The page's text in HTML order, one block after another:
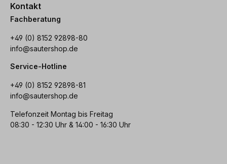
Kontakt
Fachberatung
+49 (0) 8152 92898-80
info@sautershop.de
Service-Hotline
+49 (0) 8152 92898-81
info@sautershop.de
Telefonzeit Montag bis Freitag
08:30 - 12:30 Uhr & 14:00 - 16:30 Uhr